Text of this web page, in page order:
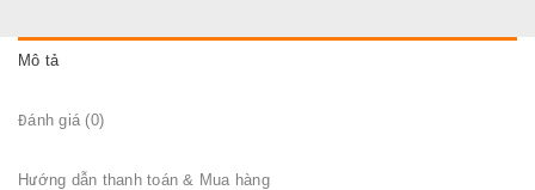
Mô tả
Đánh giá (0)
Hướng dẫn thanh toán & Mua hàng